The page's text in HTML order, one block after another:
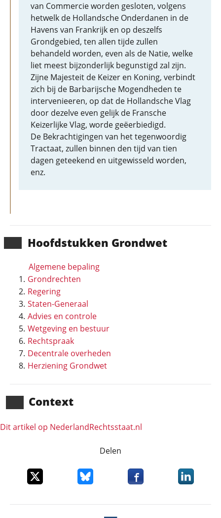
Hoofd­stukken Grondwet
Algemene bepaling
Grondrechten
Regering
Staten-Generaal
Advies en controle
Wetgeving en bestuur
Rechtspraak
Decentrale overheden
Herziening Grondwet
Context
Dit artikel op NederlandRechts­staat.nl
van Commercie worden gesloten, volgens
hetwelk de Hollandsche Onderdanen in de
Havens van Frankrijk en op deszelfs
Grondgebied, ten allen tijde zullen
behandeld worden, even als de Natie, welke
liet meest bijzonderlijk begunstigd zal zijn.
Zijne Majesteit de Keizer en Koning, verbindt
zich bij de Barbarijsche Mogendheden te
intervenieeren, op dat de Hollandsche Vlag
door dezelve even gelijk de Fransche
Keizerlijke Vlag, worde geëerbiedigd.
De Bekrachtigingen van het tegenwoordig
Tractaat, zullen binnen den tijd van tien
dagen geteekend en uitgewisseld worden,
enz.
Delen
Deel dit item op XDeel dit item op Bluesky
Deel dit item opDeel dit